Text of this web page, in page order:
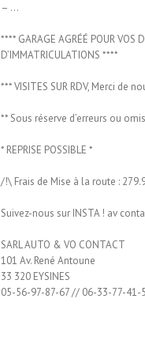
– …
**** GARAGE AGRÉÉ POUR VOS
D’IMMATRICULATIONS ****
*** VISITES SUR RDV, Merci de
** Sous réserve d’erreurs ou
* REPRISE POSSIBLE *
/!\ Frais de Mise à la route :
Suivez-nous sur INSTA ! av
SARL AUTO & VO CONTACT
101 Av. René Antoune
33 320 EYSINES
05-56-97-87-67 // 06-33-77-